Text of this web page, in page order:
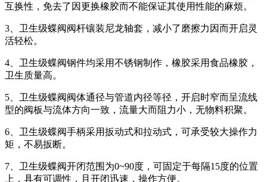
互换性，免去了因更换橡胶而不能保证其使用性能的麻烦。
3、卫生级蝶阀阀杆镶装尼龙轴套，减小了磨擦力因而开启灵
活轻松。
4、卫生级蝶阀钢件均采用不锈钢制作，橡胶采用食品橡胶，
卫生质量高。
5、卫生级蝶阀阀体通径与管道内径等径，开启时窄而呈流线
型的阀板与流体方向一致，流量大而阻力小，无物料积聚。
6、卫生级蝶阀手柄采用扳动式和拉动式，可承受较大操作力
矩，不易扳断。
7、卫生级蝶阀开闭范围为0~90度，可固定于每隔15度的位置
上，具有可调性，且开闭迅速，操作方便。